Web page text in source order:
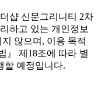
샵 신문그리니티 2차
하고 있는 개인정보
않으며, 이용 목적
』 제18조에 따라 별
할 예정입니다.